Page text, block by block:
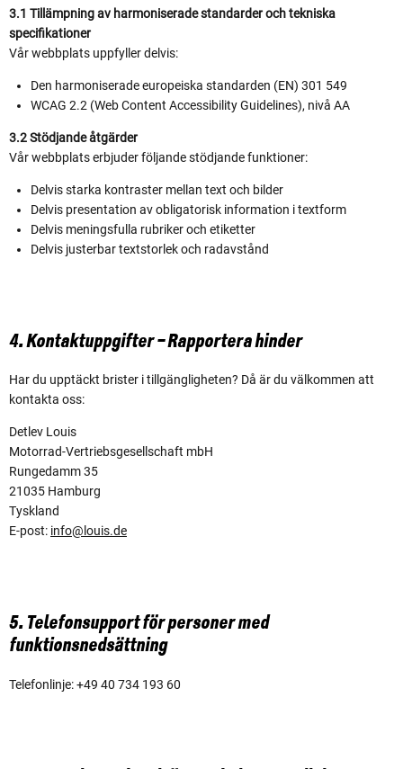
3.1 Tillämpning av harmoniserade standarder och tekniska
specifikationer
Vår webbplats uppfyller delvis:
Den harmoniserade europeiska standarden (EN) 301 549
WCAG 2.2 (Web Content Accessibility Guidelines), nivå AA
3.2 Stödjande åtgärder
Vår webbplats erbjuder följande stödjande funktioner:
Delvis starka kontraster mellan text och bilder
Delvis presentation av obligatorisk information i textform
Delvis meningsfulla rubriker och etiketter
Delvis justerbar textstorlek och radavstånd
4. Kontaktuppgifter – Rapportera hinder
Har du upptäckt brister i tillgängligheten? Då är du välkommen att
kontakta oss:
Detlev Louis
Motorrad-Vertriebsgesellschaft mbH
Rungedamm 35
21035 Hamburg
Tyskland
E-post: info@louis.de
5. Telefonsupport för personer med
funktionsnedsättning
Telefonlinje: +49 40 734 193 60